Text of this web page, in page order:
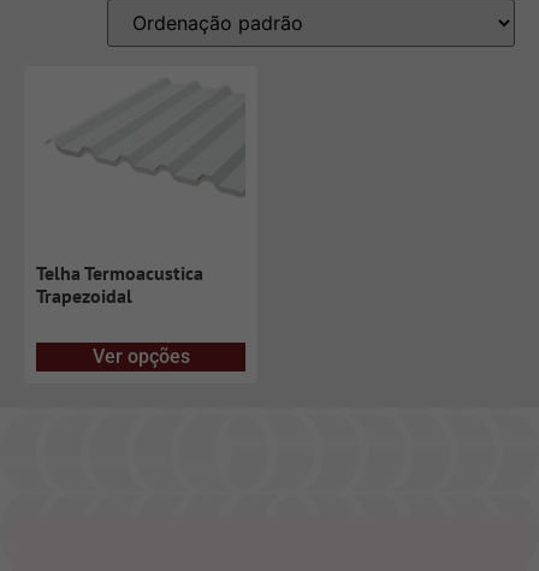
Telha Termoacustica
Trapezoidal
Ver opções